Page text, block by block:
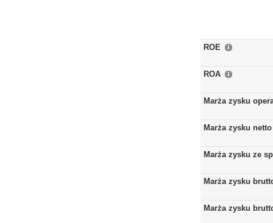
ROE
ROA
Marża zysku
Marża zysku netto
Marża zysku ze
Marża zysku
Marża zysku